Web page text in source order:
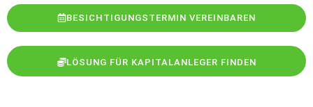
BESICHTIGUNGSTERMIN VEREINBAREN
LÖSUNG FÜR KAPITALANLEGER FINDEN